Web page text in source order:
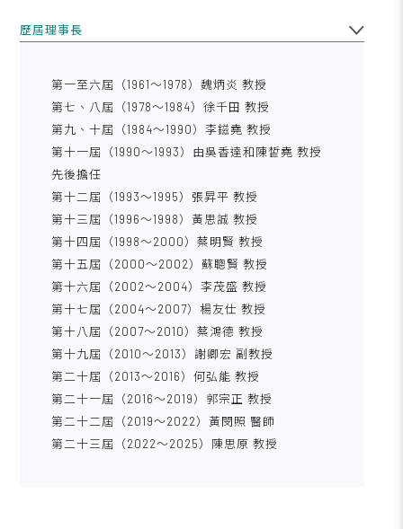
歷屆理事長
第一至六屆（1961～1978）魏炳炎 教授
第七、八屆（1978～1984）徐千田 教授
第九、十屆（1984～1990）李鎡堯 教授
第十一屆（1990～1993）由吳香達和陳皙堯 教授
先後擔任
第十二屆（1993～1995）張昇平 教授
第十三屆（1996～1998）黃思誠 教授
第十四屆（1998～2000）蔡明賢 教授
第十五屆（2000～2002）蘇聰賢 教授
第十六屆（2002～2004）李茂盛 教授
第十七屆（2004～2007）楊友仕 教授
第十八屆（2007～2010）蔡鴻德 教授
第十九屆（2010～2013）謝卿宏 副教授
第二十屆（2013～2016）何弘能 教授
第二十一屆（2016～2019）郭宗正 教授
第二十二屆（2019～2022）黃閔照 醫師
第二十三屆（2022～2025）陳思原 教授